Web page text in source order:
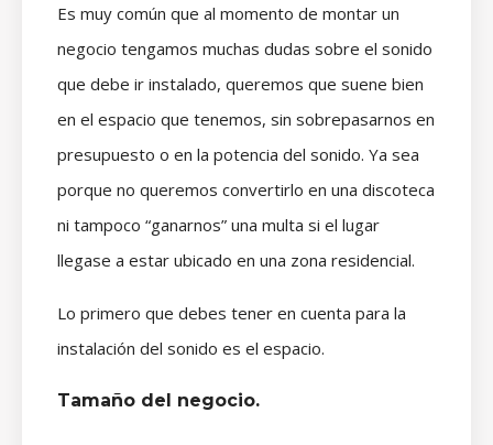
Es muy común que al momento de montar un
negocio tengamos muchas dudas sobre el sonido
que debe ir instalado, queremos que suene bien
en el espacio que tenemos, sin sobrepasarnos en
presupuesto o en la potencia del sonido. Ya sea
porque no queremos convertirlo en una discoteca
ni tampoco “ganarnos” una multa si el lugar
llegase a estar ubicado en una zona residencial.
Lo primero que debes tener en cuenta para la
instalación del sonido es el espacio.
Tamaño del negocio.